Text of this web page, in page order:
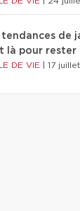
tendances de
là pour rester
DE VIE 17